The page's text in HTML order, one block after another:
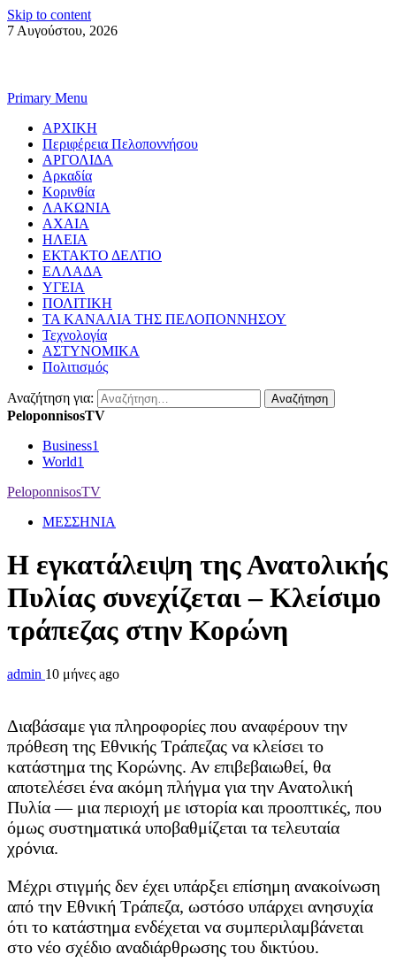
Skip to content
7 Αυγούστου, 2026
Primary Menu
ΑΡΧΙΚΗ
Περιφέρεια Πελοποννήσου
ΑΡΓΟΛΙΔΑ
Αρκαδία
Κορινθία
ΛΑΚΩΝΙΑ
ΑΧΑΙΑ
ΗΛΕΙΑ
ΕΚΤΑΚΤΟ ΔΕΛΤΙΟ
ΕΛΛΑΔΑ
ΥΓΕΙΑ
ΠΟΛΙΤΙΚΗ
ΤΑ ΚΑΝΑΛΙΑ ΤΗΣ ΠΕΛΟΠΟΝΝΗΣΟΥ
Τεχνολογία
ΑΣΤΥΝΟΜΙΚΑ
Πολιτισμός
Αναζήτηση για:
PeloponnisosTV
Business1
World1
PeloponnisosTV
ΜΕΣΣΗΝΙΑ
Η εγκατάλειψη της Ανατολικής
Πυλίας συνεχίζεται – Κλείσιμο
τράπεζας στην Κορώνη
admin 10 μήνες ago
Διαβάσαμε για πληροφορίες που αναφέρουν την
πρόθεση της Εθνικής Τράπεζας να κλείσει το
κατάστημα της Κορώνης. Αν επιβεβαιωθεί, θα
αποτελέσει ένα ακόμη πλήγμα για την Ανατολική
Πυλία — μια περιοχή με ιστορία και προοπτικές, που
όμως συστηματικά υποβαθμίζεται τα τελευταία
χρόνια.
Μέχρι στιγμής δεν έχει υπάρξει επίσημη ανακοίνωση
από την Εθνική Τράπεζα, ωστόσο υπάρχει ανησυχία
ότι το κατάστημα ενδέχεται να συμπεριλαμβάνεται
στο νέο σχέδιο αναδιάρθρωσης του δικτύου.